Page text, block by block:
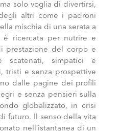
solo voglia di divertirsi,
altri come i padroni
mischia di una serata a
è ricercata per nutrire e
prestazione del corpo e
scatenati, simpatici e
tristi e senza prospettive
dalle pagine dei profili
e senza pensieri sulla
globalizzato, in crisi
futuro. Il senso della vita
nell’istantanea di un